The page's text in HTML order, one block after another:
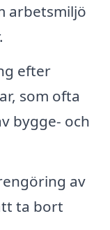
arbetsmiljö
efter
som ofta
bygge- och
av
ta bort